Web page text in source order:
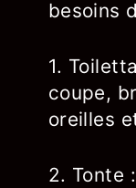
besoins
1.
coupe,
oreilles
2. Tonte